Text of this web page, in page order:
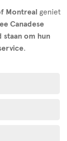
Montreal geniet
Canadese
om hun
.